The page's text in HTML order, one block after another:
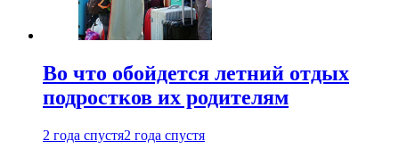
Во что обойдется летний отдых
подростков их родителям
2 года спустя2 года спустя